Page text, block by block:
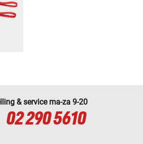
& service ma-za 9-20
02 290 5610